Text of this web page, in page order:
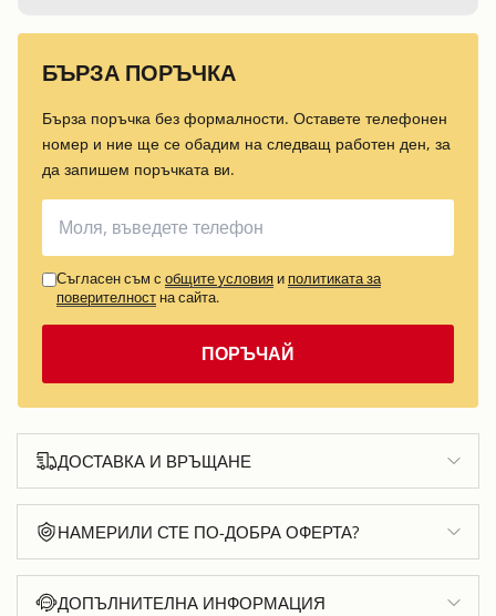
БЪРЗА ПОРЪЧКА
Бърза поръчка без формалности. Оставете телефонен
номер и ние ще се обадим на следващ работен ден, за
да запишем поръчката ви.
Съгласен съм с общите условия и политиката за
поверителност на сайта.
ПОРЪЧАЙ
ДОСТАВКА И ВРЪЩАНЕ
НАМЕРИЛИ СТЕ ПО-ДОБРА ОФЕРТА?
ДОПЪЛНИТЕЛНА ИНФОРМАЦИЯ